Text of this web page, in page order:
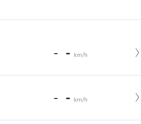
- - km/h
- - km/h